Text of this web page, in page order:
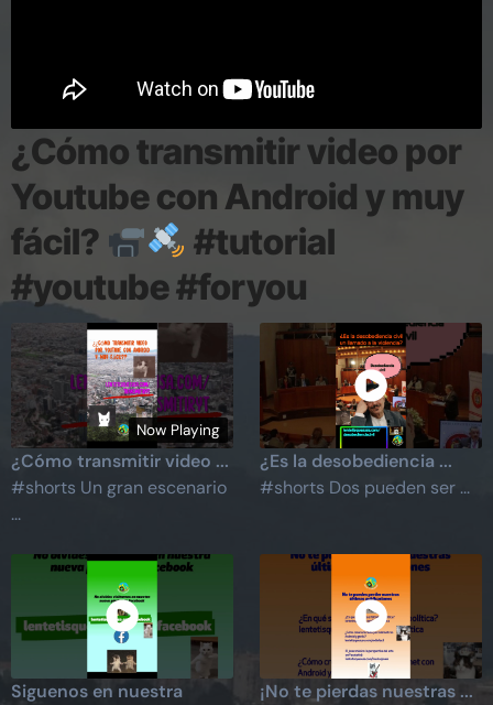
¿Cómo transmitir video por
Youtube con Android y muy
fácil?
#tutorial
#youtube #foryou
Now Playing
¿Cómo transmitir video ...
#shorts Un gran escenario
...
¿Es la desobediencia ...
#shorts Dos pueden ser ...
Siguenos en nuestra
¡No te pierdas nuestras ...